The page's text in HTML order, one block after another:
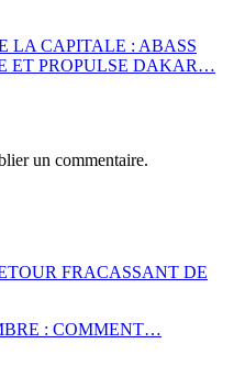
LA CAPITALE : ABASS
ET PROPULSE DAKAR…
un commentaire.
FRACASSANT DE
: COMMENT…